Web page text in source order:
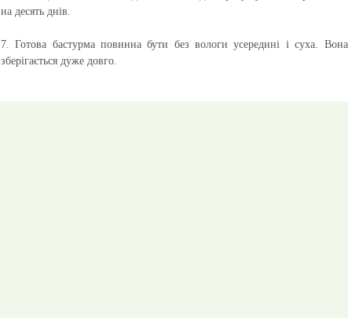
на десять днів.
7. Готова бастурма повинна бути без вологи усередині і суха. Вона
зберігається дуже довго.